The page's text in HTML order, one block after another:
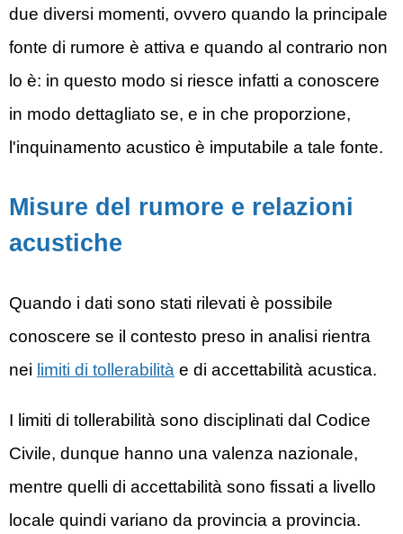
due diversi momenti, ovvero quando la principale
fonte di rumore è attiva e quando al contrario non
lo è: in questo modo si riesce infatti a conoscere
in modo dettagliato se, e in che proporzione,
l'inquinamento acustico è imputabile a tale fonte.
Misure del rumore e relazioni
acustiche
Quando i dati sono stati rilevati è possibile
conoscere se il contesto preso in analisi rientra
nei limiti di tollerabilità e di accettabilità acustica.
I limiti di tollerabilità sono disciplinati dal Codice
Civile, dunque hanno una valenza nazionale,
mentre quelli di accettabilità sono fissati a livello
locale quindi variano da provincia a provincia.